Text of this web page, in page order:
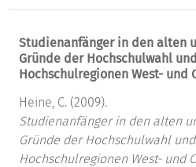
Studienanfänger in den alten
Gründe der Hochschulwahl
Hochschulregionen West- und
Heine, C. (2009).
Studienanfänger in den alten
Gründe der Hochschulwahl
Hochschulregionen West- und